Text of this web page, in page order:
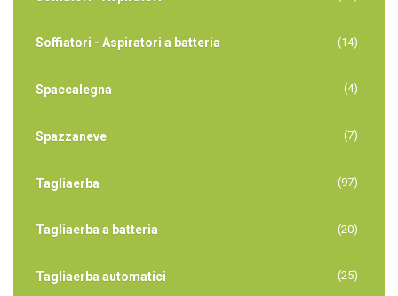
Soffiatori - Aspiratori a batteria (14)
Spaccalegna (4)
Spazzaneve (7)
Tagliaerba (97)
Tagliaerba a batteria (20)
Tagliaerba automatici (25)